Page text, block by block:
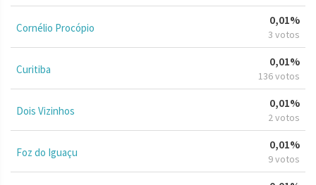
Cornélio Procópio
0,01%
3 votos
Curitiba
0,01%
136 votos
Dois Vizinhos
0,01%
2 votos
Foz do Iguaçu
0,01%
9 votos